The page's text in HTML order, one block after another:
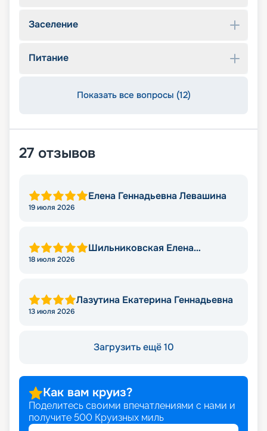
Заселение
Питание
Показать все вопросы (12)
27 отзывов
Елена Геннадьевна Левашина
19 июля 2026
Шильниковская Елена
18 июля 2026
Лазутина Екатерина Геннадьевна
13 июля 2026
Загрузить ещё 10
Как вам круиз?
Поделитесь своими впечатлениями с нами и
получите 500 Круизных миль